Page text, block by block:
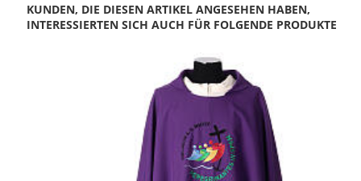
KUNDEN, DIE DIESEN ARTIKEL ANGESEHEN HABEN,
INTERESSIERTEN SICH AUCH FÜR FOLGENDE PRODUKTE